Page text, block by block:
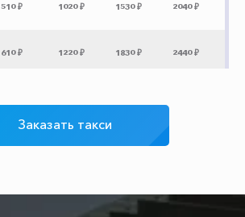
510 ₽ 1020 ₽ 1530 ₽ 2040 ₽
610 ₽ 1220 ₽ 1830 ₽ 2440 ₽
4725 ₽
Заказать такси